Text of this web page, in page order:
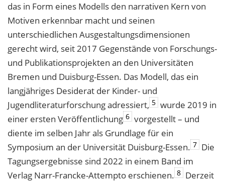
das in Form eines Modells den narrativen Kern von
Motiven erkennbar macht und seinen
unterschiedlichen Ausgestaltungsdimensionen
gerecht wird, seit 2017 Gegenstände von Forschungs-
und Publikationsprojekten an den Universitäten
Bremen und Duisburg-Essen. Das Modell, das ein
langjähriges Desiderat der Kinder- und
Jugendliteraturforschung adressiert, 5 wurde 2019 in
einer ersten Veröffentlichung 6 vorgestellt – und
diente im selben Jahr als Grundlage für ein
Symposium an der Universität Duisburg-Essen. 7 Die
Tagungsergebnisse sind 2022 in einem Band im
Verlag Narr-Francke-Attempto erschienen. 8 Derzeit